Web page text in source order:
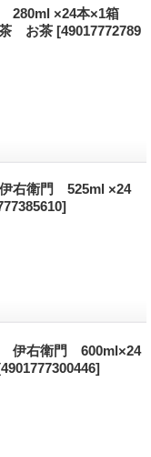
280ml ×24本×1箱
お茶 [49017772789
右衛門 525ml ×24
伊右衛門 600ml×24